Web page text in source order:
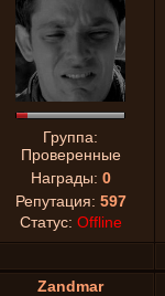
Группа:
Проверенные
Награды: 0
Репутация: 597
Статус: Offline
Zandmar